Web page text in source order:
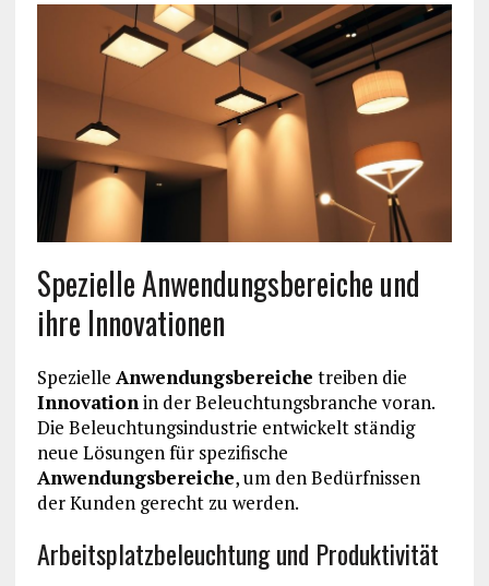
Spezielle Anwendungsbereiche und
ihre Innovationen
Spezielle Anwendungsbereiche treiben die
Innovationin der Beleuchtungsbranche voran.
Die Beleuchtungsindustrie entwickelt ständig
neue Lösungen für spezifische
Anwendungsbereiche, um den Bedürfnissen
der Kunden gerecht zu werden.
Arbeitsplatzbeleuchtung und Produktivität